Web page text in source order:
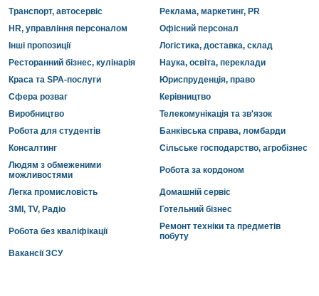
Транспорт, автосервіс
Реклама, маркетинг, PR
HR, управління персоналом
Офісний персонал
Інші пропозиції
Логістика, доставка, склад
Ресторанний бізнес, кулінарія
Наука, освіта, переклади
Краса та SPA-послуги
Юриспруденція, право
Сфера розваг
Керівництво
Виробництво
Телекомунікація та зв'язок
Робота для студентів
Банківська справа, ломбарди
Консалтинг
Сільське господарство, агробізнес
Людям з обмеженими
можливостями
Робота за кордоном
Легка промисловість
Домашній сервіс
ЗМІ, TV, Радіо
Готельний бізнес
Робота без кваліфікації
Ремонт техніки та предметів
побуту
Вакансії ЗСУ